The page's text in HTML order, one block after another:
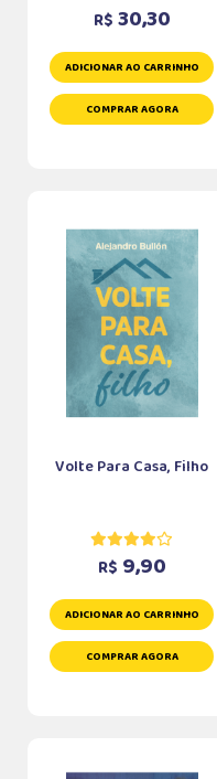
R$ 30,30
ADICIONAR AO CARRINHO
COMPRAR AGORA
Volte Para Casa, Filho
R$ 9,90
ADICIONAR AO CARRINHO
COMPRAR AGORA